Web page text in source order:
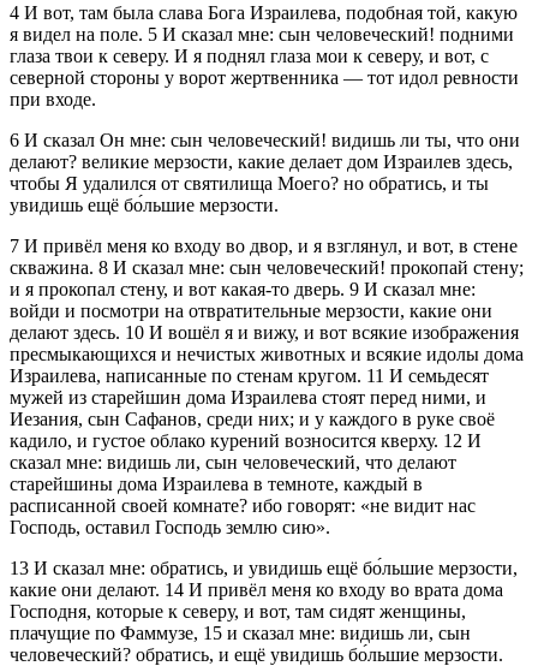
4 И вот, там была слава Бога Израилева, подобная той, какую
я видел на поле. 5 И сказал мне: сын человеческий! подними
глаза твои к северу. И я поднял глаза мои к северу, и вот, с
северной стороны у ворот жертвенника — тот идол ревности
при входе.
6 И сказал Он мне: сын человеческий! видишь ли ты, что они
делают? великие мерзости, какие делает дом Израилев здесь,
чтобы Я удалился от святилища Моего? но обратись, и ты
увидишь ещё бо́льшие мерзости.
7 И привёл меня ко входу во двор, и я взглянул, и вот, в стене
скважина. 8 И сказал мне: сын человеческий! прокопай стену;
и я прокопал стену, и вот какая-то дверь. 9 И сказал мне:
войди и посмотри на отвратительные мерзости, какие они
делают здесь. 10 И вошёл я и вижу, и вот всякие изображения
пресмыкающихся и нечистых животных и всякие идолы дома
Израилева, написанные по стенам кругом. 11 И семьдесят
мужей из старейшин дома Израилева стоят перед ними, и
Иезания, сын Сафанов, среди них; и у каждого в руке своё
кадило, и густое облако курений возносится кверху. 12 И
сказал мне: видишь ли, сын человеческий, что делают
старейшины дома Израилева в темноте, каждый в
расписанной своей комнате? ибо говорят: «не видит нас
Господь, оставил Господь землю сию».
13 И сказал мне: обратись, и увидишь ещё бо́льшие мерзости,
какие они делают. 14 И привёл меня ко входу во врата дома
Господня, которые к северу, и вот, там сидят женщины,
плачущие по Фаммузе, 15 и сказал мне: видишь ли, сын
человеческий? обратись, и ещё увидишь бо́льшие мерзости.